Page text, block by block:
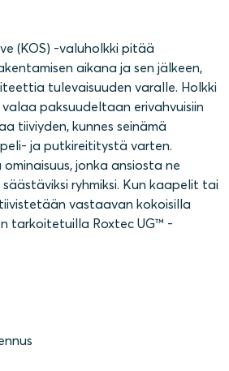
(KOS) -valuholkki pitää
aikana ja sen jälkeen,
tulevaisuuden varalle. Holkki
paksuudeltaan erivahvuisiin
tiiviyden, kunnes seinämä
ja putkireititystä varten.
jonka ansiosta ne
ryhmiksi. Kun kaapelit tai
vastaavan kokoisilla
tarkoitetuilla Roxtec UG™ -